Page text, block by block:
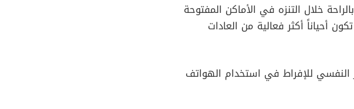
خلال التنزه في الأماكن المفتوحة
أحياناً أكثر فعالية من العادات
النفسي للإفراط في استخدام الهواتف